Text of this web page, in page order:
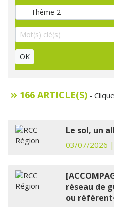
OK
166 ARTICLE(S) -
Le sol, un
03/07/2026 |
réseau de
ou